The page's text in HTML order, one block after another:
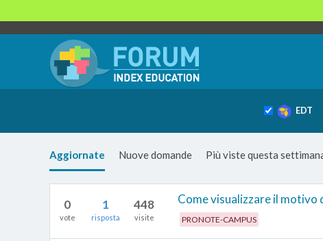
EDT
Aggiornate Nuove domande Più viste questa
0
vote
1
risposta
448
visite
Come visualizzare il motivo
PRONOTE-CAMPUS